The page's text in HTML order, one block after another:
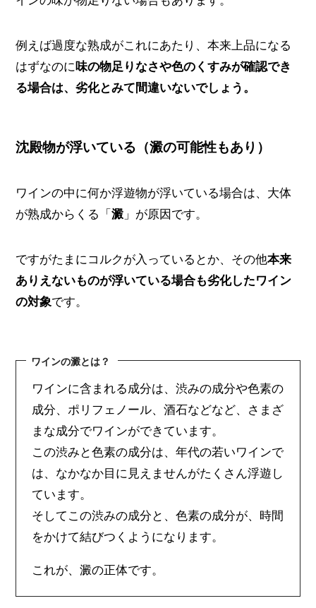
例えば過度な熟成がこれにあたり、本来上品になる
はずなのに 味の物足りなさや色のくすみが確認でき
る場合は、劣化とみて間違いないでしょう。
沈殿物が浮いている（澱の可能性もあり）
ワインの中に何か浮遊物が浮いている場合は、大体
が熟成からくる「澱 」が原因です。
ですがたまにコルクが入っているとか、その他本来
ありえないものが浮いている場合も劣化したワイン
の対象です。
ワインの澱とは？
ワインに含まれる成分は、渋みの成分や色素の
成分、ポリフェノール、酒石などなど、さまざ
まな成分でワインができています。
この渋みと色素の成分は、年代の若いワインで
は、なかなか目に見えませんがたくさん浮遊し
ています。
そしてこの渋みの成分と、色素の成分が、時間
をかけて結びつくようになります。
これが、澱の正体です。